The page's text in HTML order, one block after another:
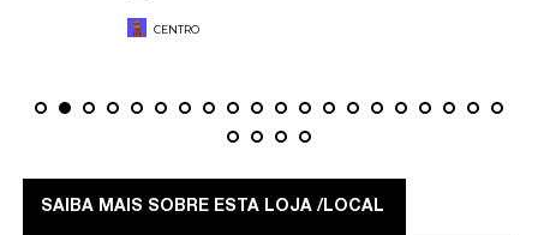
CENTRO
SAIBA MAIS SOBRE ESTA LOJA /LOCAL